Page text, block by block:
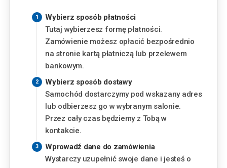
Wybierz sposób płatności
Tutaj wybierzesz formę płatności.
Zamówienie możesz opłacić bezpośrednio
na stronie kartą płatniczą lub przelewem
bankowym.
Wybierz sposób dostawy
Samochód dostarczymy pod wskazany adres
lub odbierzesz go w wybranym salonie.
Przez cały czas będziemy z Tobą w
kontakcie.
Wprowadź dane do zamówienia
Wystarczy uzupełnić swoje dane i jesteś o
Finansowanie
527zł
Wysokość wkładu własnego
Piaseczno
Okulickiego 3, 05-500 Piaseczno
Poznań
Szwajcarska 14, 61-285 Poznań
Radom
Aleja Józefa Grzecznarowskiego 28, 26-610
Radom
Rzeszów
Wyzwolenia 2, 35-501 Rzeszów